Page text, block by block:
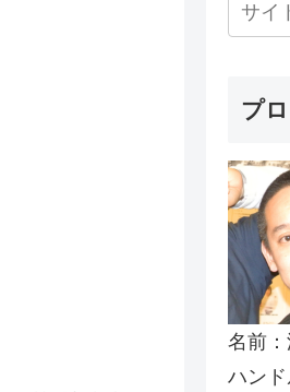
プ
名前：
ハン